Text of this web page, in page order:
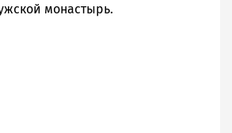
монастырь.